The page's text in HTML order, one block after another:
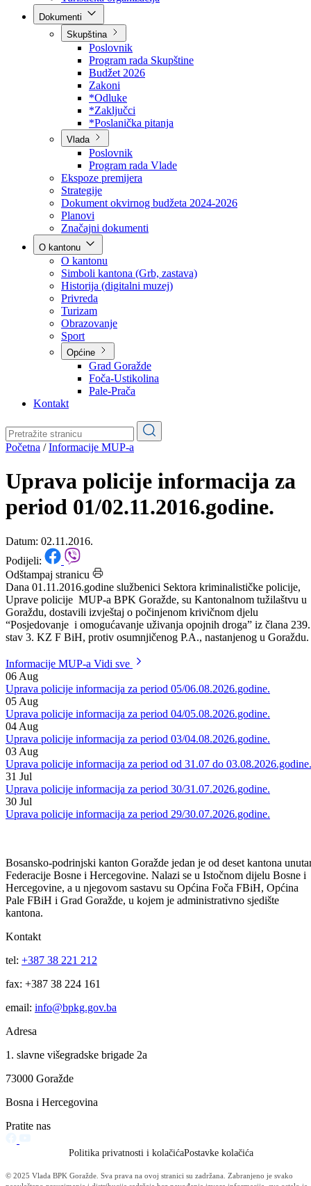
Arhiv kantona
Kantonalni stambeni fond
Turistička organizacija
Skupština
Poslovnik
Program rada Skupštine
Budžet 2026
Zakoni
*Odluke
*Zaključci
*Poslanička pitanja
Vlada
Poslovnik
Program rada Vlade
Ekspoze premijera
Strategije
Dokument okvirnog budžeta 2024-2026
Planovi
Značajni dokumenti
O kantonu
O kantonu
Simboli kantona (Grb, zastava)
Historija (digitalni muzej)
Privreda
Turizam
Obrazovanje
Općine
Pale-Prača
Kontakt
Početna/Informacije MUP-a
Uprava policije informacija za
period 01/02.11.2016.godine.
Datum: 02.11.2016.
Podijeli:
Odštampaj stranicu
Dana 01.11.2016.godine službenici Sektora kriminalističke policije,
Uprave policije MUP-a BPK Goražde, su Kantonalnom tužilaštvu u
“Posjedovanje i omogućavanje uživanja opojnih droga” iz člana 239.
stav 3. KZ F BiH, protiv osumnjičenog P.A., nastanjenog u Goraždu.
Informacije MUP-a
06Aug
Uprava policije informacija za period 05/06.08.2026.godine.
05Aug
Uprava policije informacija za period 04/05.08.2026.godine.
04Aug
Uprava policije informacija za period 03/04.08.2026.godine.
03Aug
Uprava policije informacija za period od 31.07 do 03.08.2026.godine.
31 Jul